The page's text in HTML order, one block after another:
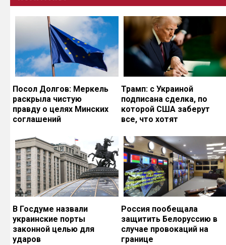
Посол Долгов: Меркель
раскрыла чистую
правду о целях Минских
соглашений
Трамп: с Украиной
подписана сделка, по
которой США заберут
все, что хотят
В Госдуме назвали
украинские порты
законной целью для
ударов
Россия пообещала
защитить Белоруссию в
случае провокаций на
границе